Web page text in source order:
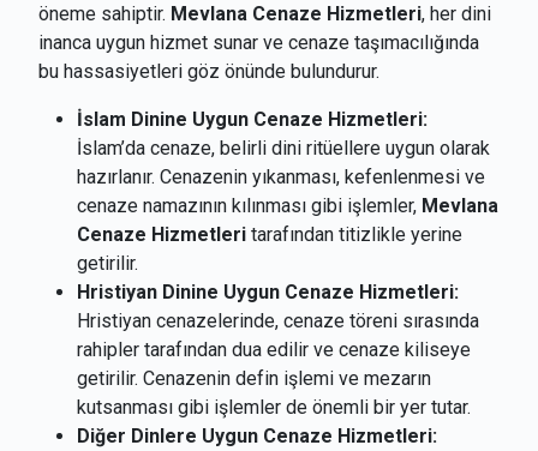
öneme sahiptir. Mevlana Cenaze Hizmetleri, her dini
inanca uygun hizmet sunar ve cenaze taşımacılığında
bu hassasiyetleri göz önünde bulundurur.
İslam Dinine Uygun Cenaze Hizmetleri:
İslam’da cenaze, belirli dini ritüellere uygun olarak
hazırlanır. Cenazenin yıkanması, kefenlenmesi ve
cenaze namazının kılınması gibi işlemler, Mevlana
Cenaze Hizmetleri tarafından titizlikle yerine
getirilir.
Hristiyan Dinine Uygun Cenaze Hizmetleri:
Hristiyan cenazelerinde, cenaze töreni sırasında
rahipler tarafından dua edilir ve cenaze kiliseye
getirilir. Cenazenin defin işlemi ve mezarın
kutsanması gibi işlemler de önemli bir yer tutar.
Diğer Dinlere Uygun Cenaze Hizmetleri: